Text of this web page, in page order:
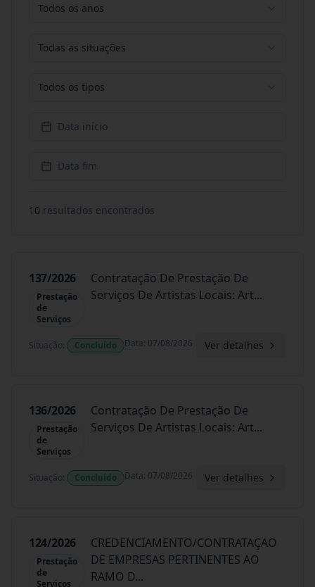
Todos os anos
Todas as situações
Todos os tipos
Data início
Data fim
10 resultados encontrados
137/2026
Prestação
de
Serviços
Contratação De Prestação De
Serviços De Artistas Locais: Art...
Situação: Concluído Data: 07/08/2026 Ver detalhes
136/2026
Prestação
de
Serviços
Contratação De Prestação De
Serviços De Artistas Locais: Art...
Situação: Concluído Data: 07/08/2026 Ver detalhes
124/2026
Prestação
de
Serviços
CREDENCIAMENTO/CONTRATAÇAO
DE EMPRESAS PERTINENTES AO
RAMO D...